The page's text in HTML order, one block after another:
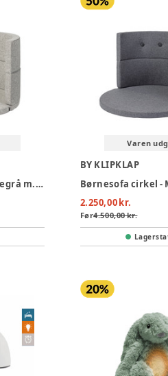
Børnesofa cirkel - Lysegrå m. mørkegrå knap
Varen
BY KLIPKLAP
2.250,00 kr.
Før4.500,00 kr.